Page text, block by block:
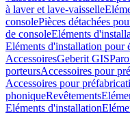
à laver et lave-vaisselle
consolePièces détachées
de consoleEléments
Eléments d'installation pour
AccessoiresGeberit GIS
porteursAccessoires pour
Accessoires pour
phoniqueRevêtements
Eléments d'installation